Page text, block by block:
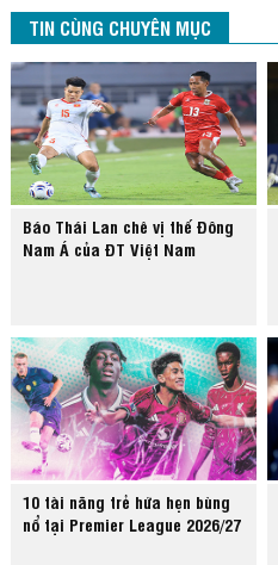
TIN CÙNG CHUYÊN MỤC
Báo Thái Lan chê vị thế Đông
Nam Á của ĐT Việt Nam
10 tài năng trẻ hứa hẹn bùng
nổ tại Premier League 2026/27